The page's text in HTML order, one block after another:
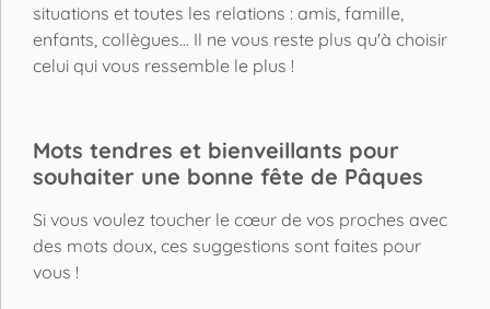
situations et toutes les relations : amis, famille,
enfants, collègues... Il ne vous reste plus qu'à choisir
celui qui vous ressemble le plus !
Mots tendres et bienveillants pour
souhaiter une bonne fête de Pâques
Si vous voulez toucher le cœur de vos proches avec
des mots doux, ces suggestions sont faites pour
vous !